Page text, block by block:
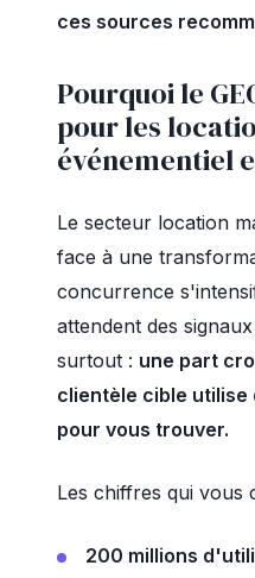
ces sources
Pourquoi le
pour les
événementiel
Le secteur location
face à une
concurrence
attendent des
surtout : une part
clientèle cible utilise
pour vous trouver.
Les chiffres qui vous
200 millions